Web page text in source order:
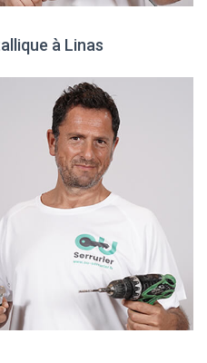
à Linas